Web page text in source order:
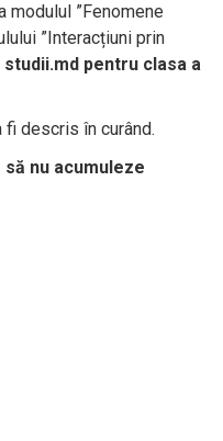
”Fenomene
”Interacțiuni prin
pentru clasa a
descris în curând.
să nu acumuleze